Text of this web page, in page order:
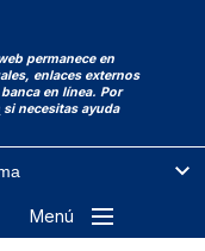
permanece en
enlaces externos
en línea. Por
si necesitas ayuda
Menú